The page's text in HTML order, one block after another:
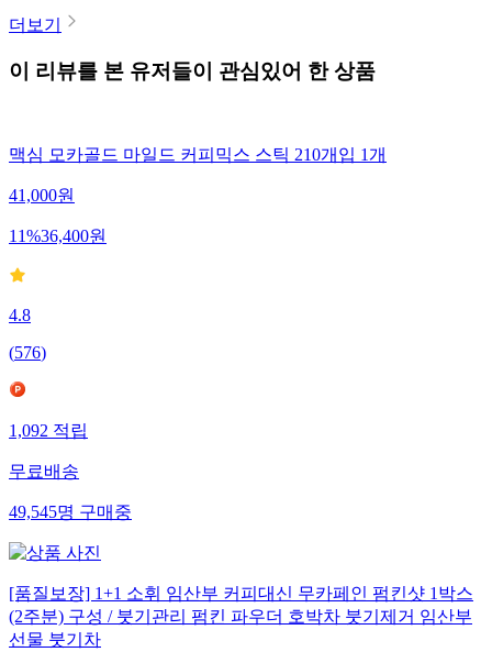
더보기
이 리뷰를 본 유저들이 관심있어 한 상품
맥심 모카골드 마일드 커피믹스 스틱 210개입 1개
41,000원
11%36,400원
4.8
(576)
1,092 적립
무료배송
49,545명 구매중
[품질보장] 1+1 소휘 임산부 커피대신 무카페인 펌킨샷 1박스
(2주분) 구성 / 붓기관리 펌킨 파우더 호박차 붓기제거 임산부
선물 붓기차